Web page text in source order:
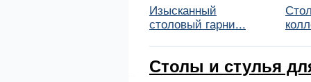
Изысканный
столовый гарни...
Столы и стулья